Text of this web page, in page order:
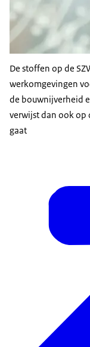
De stoffen op de
werkomgevingen
de bouwnijverheid
verwijst dan ook op
gaat